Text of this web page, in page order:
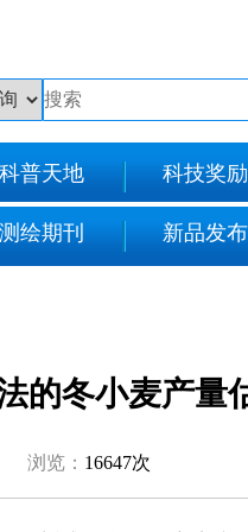
科普天地 科技奖励
测绘期刊 新品发布
的冬小麦产量
浏览： 16647次